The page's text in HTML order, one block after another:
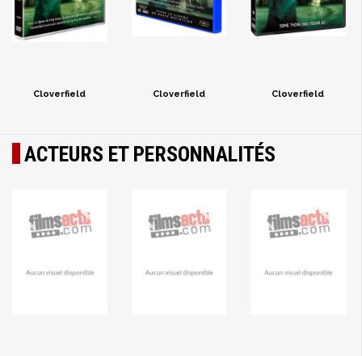
Cloverfield Cloverfield Cloverfield
ACTEURS ET PERSONNALITÉS